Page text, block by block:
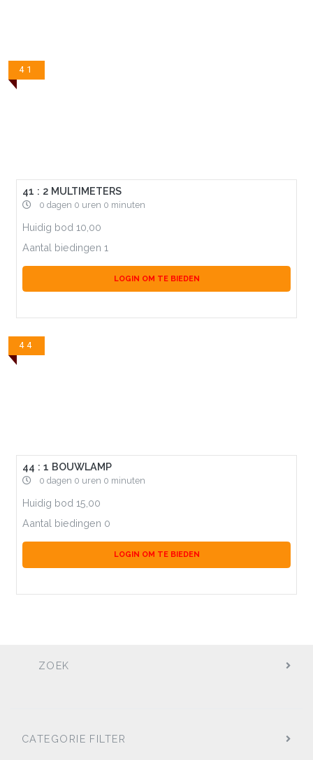
41
41 : 2 MULTIMETERS
0 dagen 0 uren 0 minuten
Huidig bod 10,00
Aantal biedingen 1
LOGIN OM TE BIEDEN
44
44 : 1 BOUWLAMP
0 dagen 0 uren 0 minuten
Huidig bod 15,00
Aantal biedingen 0
LOGIN OM TE BIEDEN
ZOEK
CATEGORIE FILTER